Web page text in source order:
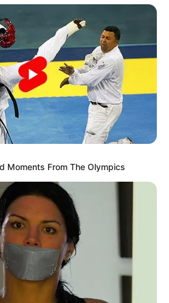
είναι πνευματική ιδιοκτησία του
Aπαγορεύεται η αναπαραγωγή, η
τους χωρίς προηγούμενη
Moments From The Olympics